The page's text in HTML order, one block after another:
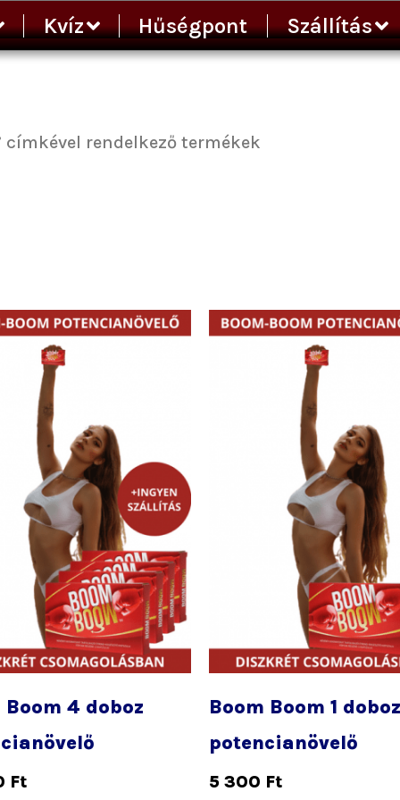
Kvíz Hűségpont Szállítás
rendelkező termékek
Boom 4 doboz
Ft
Boom Boom 1 doboz
potencianövelő
5 300 Ft